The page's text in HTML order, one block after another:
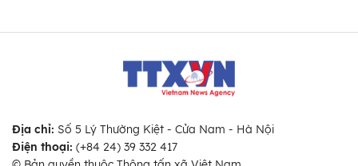
Địa chỉ: Số 5 Lý Thường Kiệt - Cửa Nam - Hà Nội
Điện thoại: (+84 24) 39 332 417